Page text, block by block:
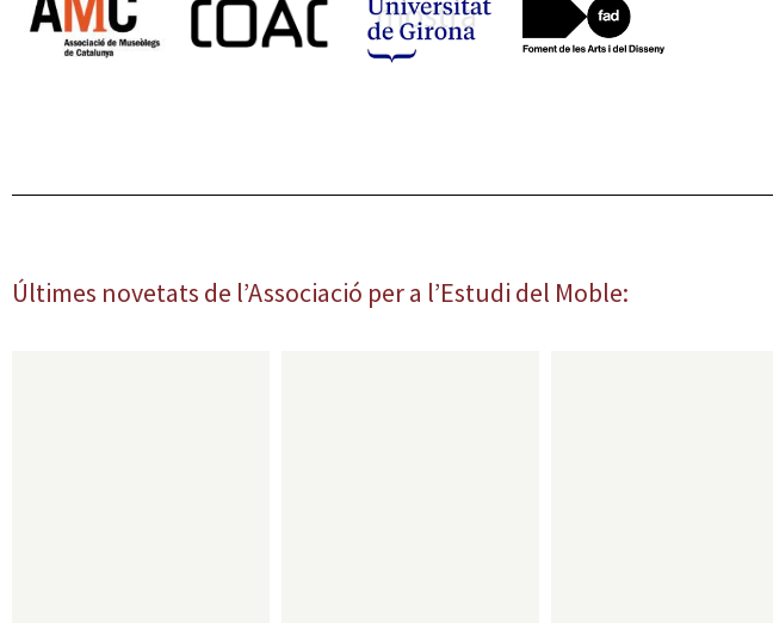
Últimes novetats de l’Associació per a l’Estudi del Moble: